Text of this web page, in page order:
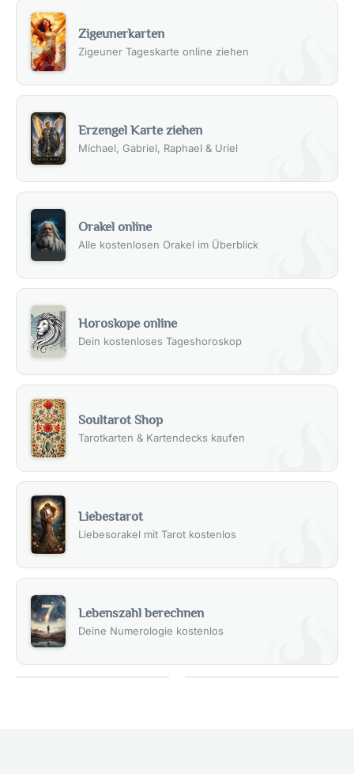
Zigeunerkarten
Zigeuner Tageskarte online ziehen
Erzengel Karte ziehen
Michael, Gabriel, Raphael & Uriel
Orakel online
Alle kostenlosen Orakel im Überblick
Horoskope online
Dein kostenloses Tageshoroskop
Soultarot Shop
Tarotkarten & Kartendecks kaufen
Liebestarot
Liebesorakel mit Tarot kostenlos
Lebenszahl berechnen
Deine Numerologie kostenlos